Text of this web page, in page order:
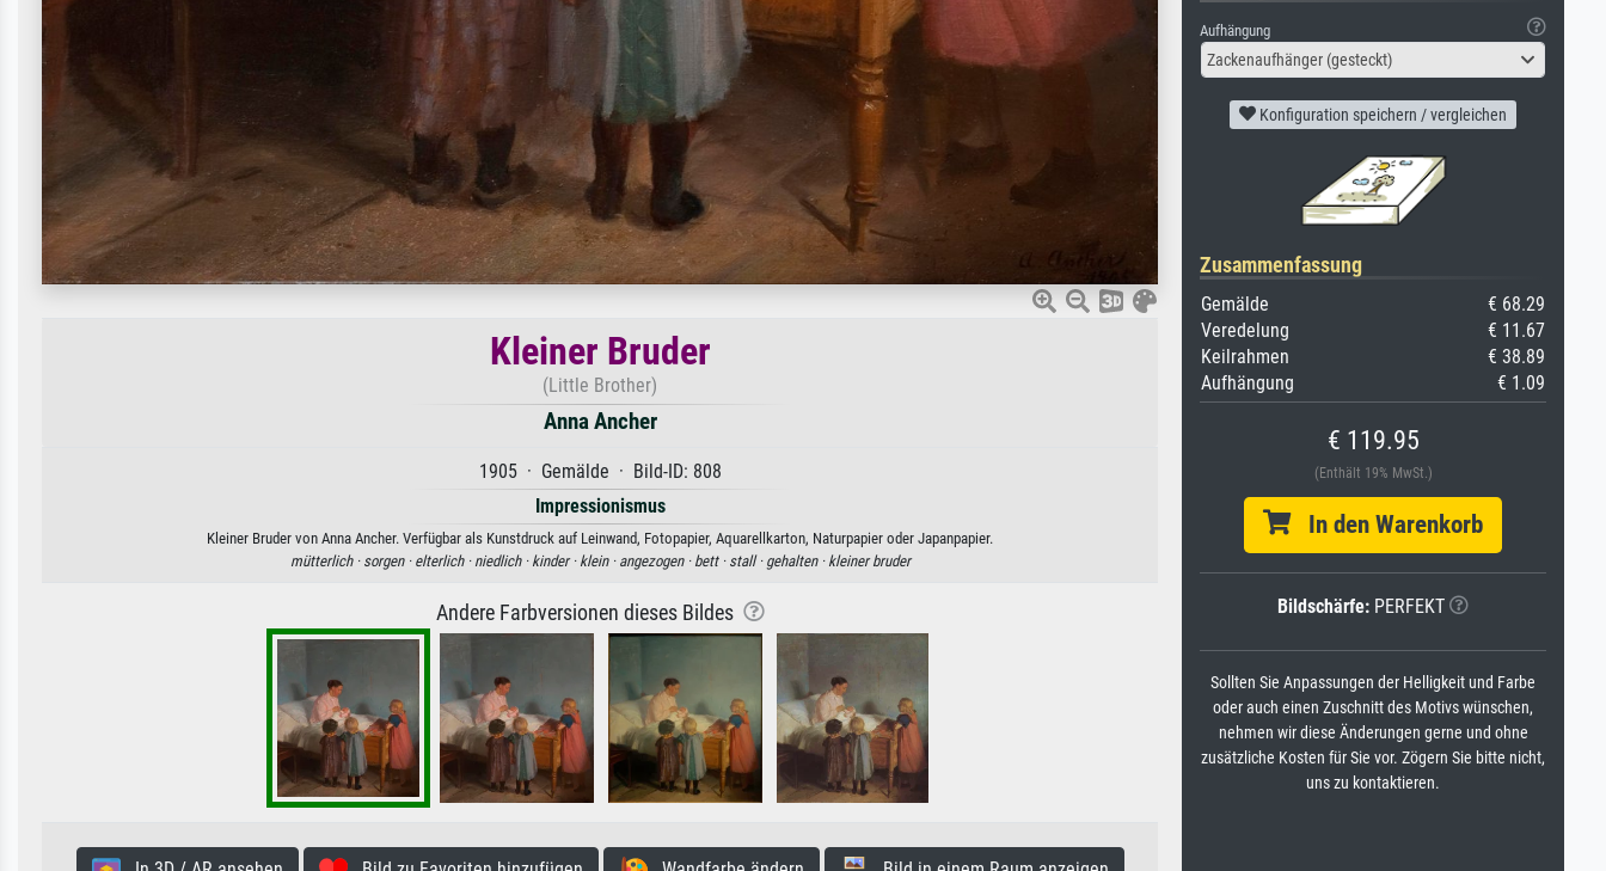
Kleiner Bruder
(Little Brother)
Anna Ancher
1905 · Gemälde · Bild-ID: 808
Impressionismus
Kleiner Bruder von Anna Ancher. Verfügbar als Kunstdruck auf Leinwand, Fotopapier, Aquarellkarton, Naturpapier oder Japanpapier.
mütterlich · sorgen · elterlich · niedlich · kinder · klein · angezogen · bett · stall · gehalten · kleiner bruder
Andere Farbversionen dieses Bildes
Aufhängung
Zackenaufhänger (gesteckt)
Konfiguration speichern / vergleichen
Zusammenfassung
Gemälde
€ 68.29
Veredelung
€ 11.67
Keilrahmen
€ 38.89
Aufhängung
€ 1.09
€ 119.95
(Enthält 19% MwSt.)
In den Warenkorb
Bildschärfe: PERFEKT
Sollten Sie Anpassungen der Helligkeit und Farbe
oder auch einen Zuschnitt des Motivs wünschen,
nehmen wir diese Änderungen gerne und ohne
zusätzliche Kosten für Sie vor. Zögern Sie bitte nicht,
uns zu kontaktieren.